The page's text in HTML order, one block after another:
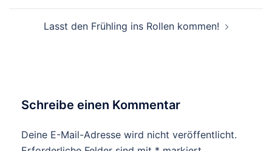
Lasst den Frühling ins Rollen kommen!
Schreibe einen Kommentar
Deine E-Mail-Adresse wird nicht veröffentlicht.